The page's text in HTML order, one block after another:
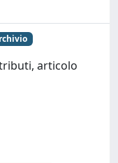
articolo